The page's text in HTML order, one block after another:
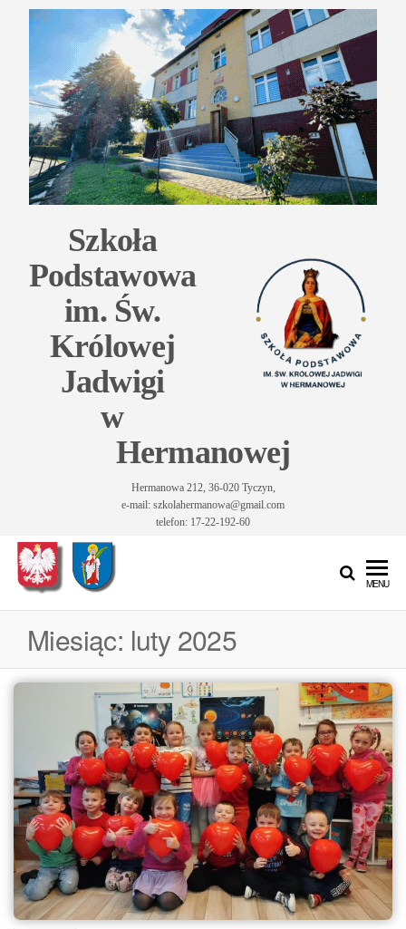
Przejdź
Szkoła
Podstawowa
im. Św.
Królowej
Jadwigi
w
Hermanowej
Hermanowa 212, 36-020 Tyczyn,
e-mail: szkolahermanowa@gmail.com
telefon: 17-22-192-60
Podstawowa
im. Św.
Królowej
Jadwigi w
Hermanowej
im. Św.
Królowej
Jadwigi w
Hermanowej
MENU
Miesiąc: luty 2025